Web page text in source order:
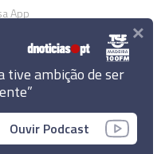
'Lixo no
App
Notícias, Lda.
tive ambição de ser
Ouvir Podcast
×